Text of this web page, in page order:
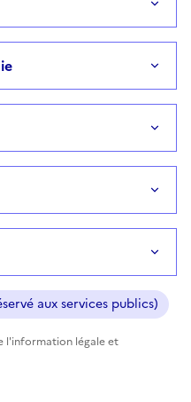
aux services publics)
l'information légale et